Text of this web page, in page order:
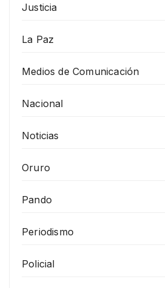
Justicia
La Paz
Medios de Comunicación
Nacional
Noticias
Oruro
Pando
Periodismo
Policial